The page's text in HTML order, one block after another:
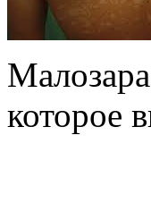
которое